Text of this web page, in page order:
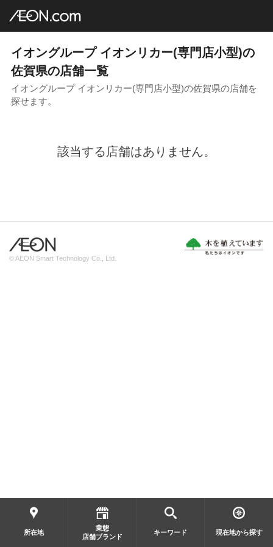
イオングループ店舗一覧
イオングループ イオンリカー(専門店小型)の
佐賀県の店舗一覧
イオングループ イオンリカー(専門店小型)の佐賀県の店舗を
探せます。
該当する店舗はありません。
所在地
業態
店舗ブランド
キーワード 現在地から探す
© AEON Smart Technology Co., Ltd.